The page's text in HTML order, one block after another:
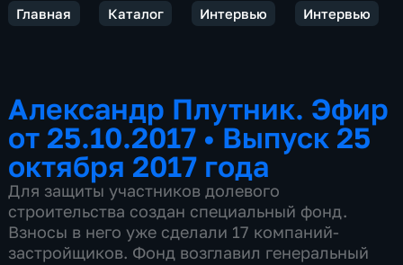
Главная Каталог Интервью Интервью
Александр Плутник. Эфир
от 25.10.2017 •Выпуск 25
октября 2017 года
Для защиты участников долевого
строительства создан специальный фонд.
Взносы в него уже сделали 17 компаний-
застройщиков. Фонд возглавил генеральный